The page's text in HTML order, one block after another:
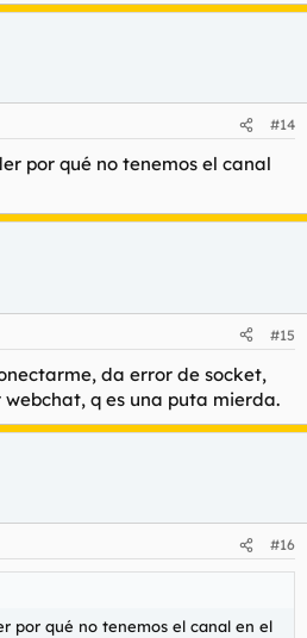
#14
por qué no tenemos el canal
#15
da error de socket,
q es una puta mierda.
#16
por qué no tenemos el canal en el